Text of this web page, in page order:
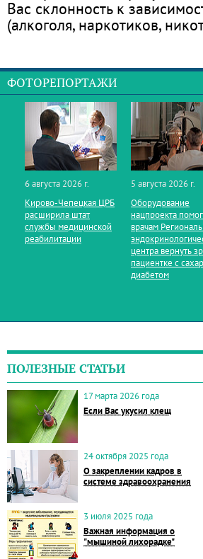
Вас склонность к
(алкоголя, наркотиков,
ФОТОРЕПОРТАЖИ
6 августа 2026 г.
Кирово‑Чепецкая ЦРБ
расширила штат
службы медицинской
реабилитации
5 августа 2026 г.
Оборудование
нацпроекта
врачам
центра вернуть
пациентке с
диабетом
ПОЛЕЗНЫЕ СТАТЬИ
17 марта 2026 года
Если Вас укусил клещ
24 октября 2025 года
О закреплении кадров в
системе здравоохранения
3 июля 2025 года
Важная информация о
"мышиной лихорадке"